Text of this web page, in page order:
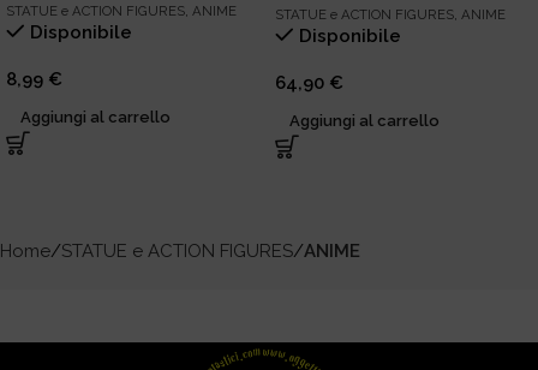
STATUE e ACTION FIGURES, ANIME
Disponibile
8,99 €
Aggiungi al carrello
STATUE e ACTION FIGURES, ANIME
Disponibile
64,90 €
Aggiungi al carrello
Home STATUE e ACTION FIGURES ANIME